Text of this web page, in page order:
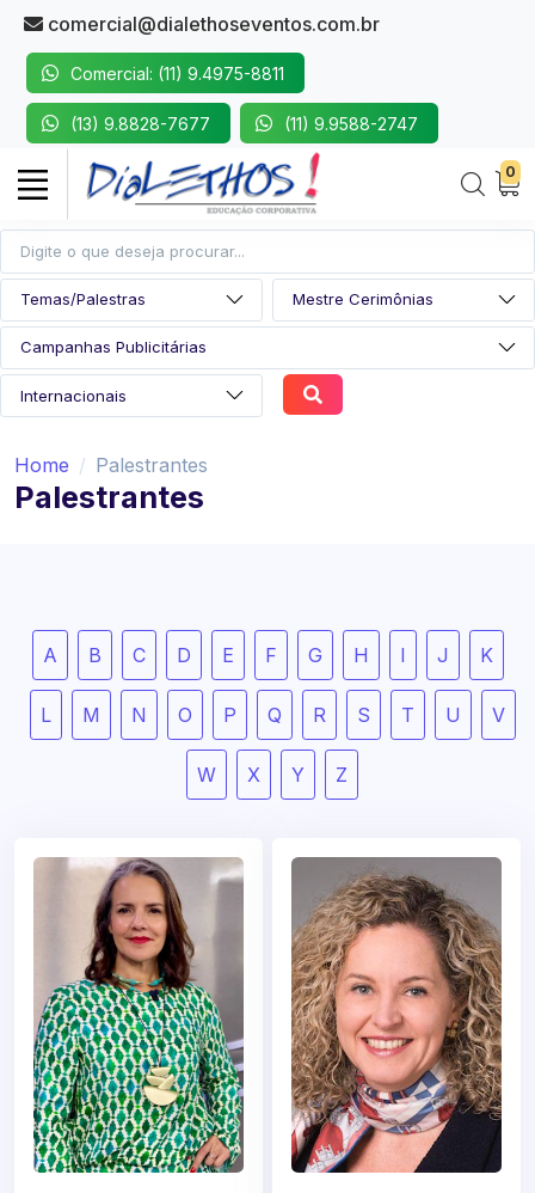
comercial@dialethoseventos.com.br
Comercial: (11) 9.4975-8811
(13) 9.8828-7677 (11) 9.9588-2747
0
Home Palestrantes
Palestrantes
A B C D E F G H I J K
L M N O P Q R S T U V
W X Y Z